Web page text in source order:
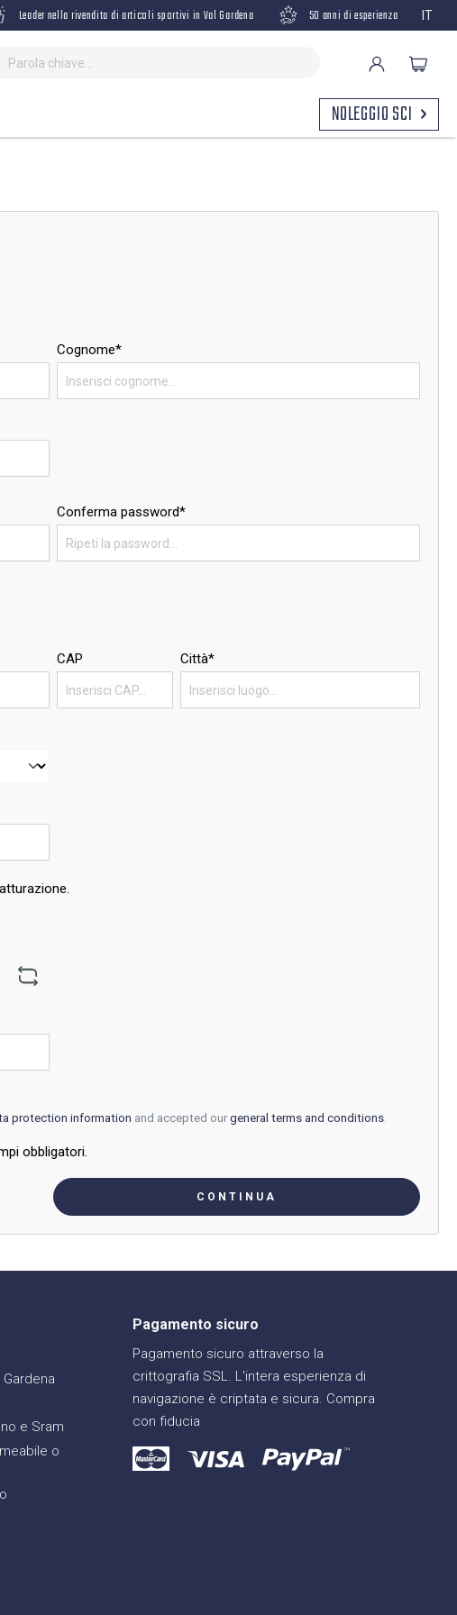
Leader nella rivendita di articoli sportivi in Val Gardena 50 anni di esperienza IT
NOLEGGIO SCI
Cognome*
Conferma password*
CAP Città*
protection information and accepted our general terms and conditions.
obbligatori.
CONTINUA
Gardena
e Sram
o
Pagamento sicuro
Pagamento sicuro attraverso la
crittografia SSL. L'intera esperienza di
navigazione è criptata e sicura. Compra
con fiducia